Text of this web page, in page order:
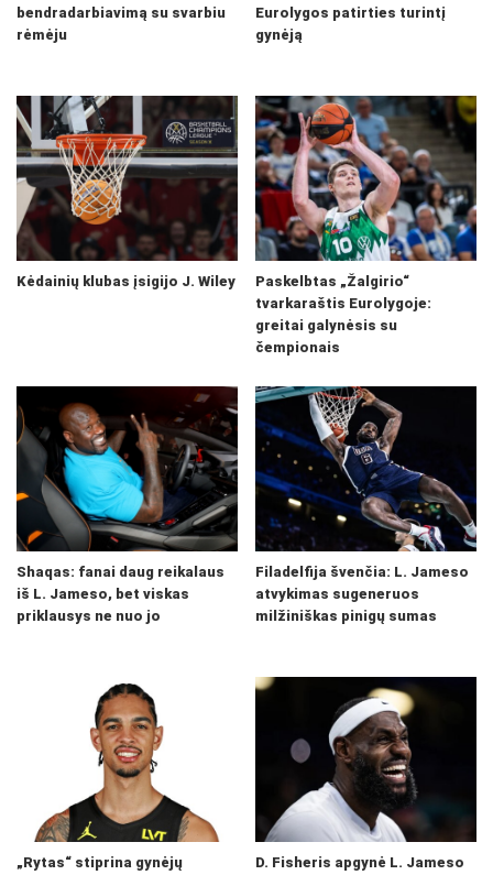
bendradarbiavimą su svarbiu
rėmėju
Eurolygos patirties turintį
gynėją
Kėdainių klubas įsigijo J. Wiley
Paskelbtas „Žalgirio“
tvarkaraštis Eurolygoje:
greitai galynėsis su
čempionais
Shaqas: fanai daug reikalaus
iš L. Jameso, bet viskas
priklausys ne nuo jo
Filadelfija švenčia: L. Jameso
atvykimas sugeneruos
milžiniškas pinigų sumas
„Rytas“ stiprina gynėjų D. Fisheris apgynė L. Jameso